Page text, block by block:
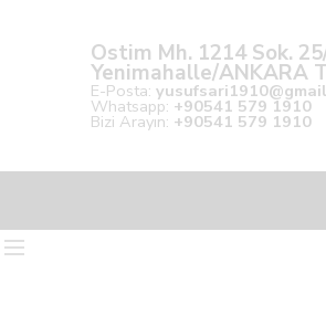
Ostim Mh. 1214 Sok.
Yenimahalle/ANKARA
E-Posta:
Whatsapp: +90541 579 1910
Bizi Arayın: +90541 579 1910